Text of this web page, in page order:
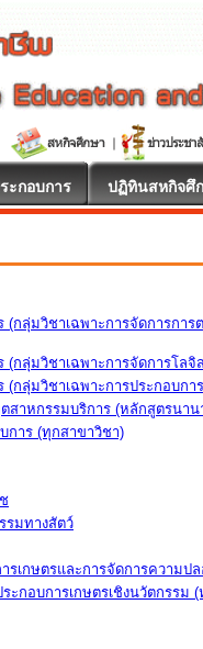
ะกอบการ ปฏิทินสหกิจศึ
(กลุ่มวิชาเฉพาะการจัดการการ
(กลุ่มวิชาเฉพาะการจัดการโลจิ
(กลุ่มวิชาเฉพาะการประกอบกา
สาหกรรมบริการ (หลักสูตรนาน
การ (ทุกสาขาวิชา)
รมทางสัตว์
รเกษตรและการจัดการความ
กอบการเกษตรเชิงนวัตกรรม